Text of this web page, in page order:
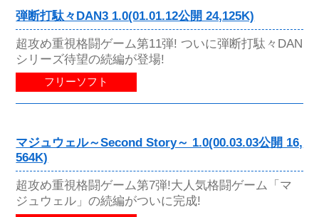
弾断打駄々DAN3 1.0(01.01.12公開 24,125K)
超攻め重視格闘ゲーム第11弾! ついに弾断打駄々DAN
シリーズ待望の続編が登場!
フリーソフト
マジュウェル～Second Story～ 1.0(00.03.03公開 16,
564K)
超攻め重視格闘ゲーム第7弾!大人気格闘ゲーム「マ
ジュウェル」の続編がついに完成!